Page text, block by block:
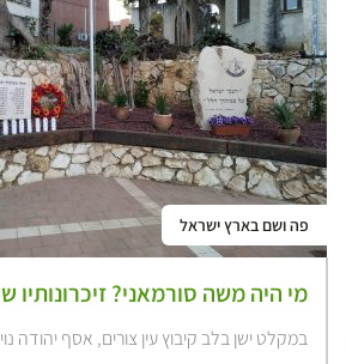
פה ושם בארץ ישראל
מי היה משה סורמאני? זיכרונותיו
במקלט ישן בלב קיבוץ עין צורים, אסף יהודה